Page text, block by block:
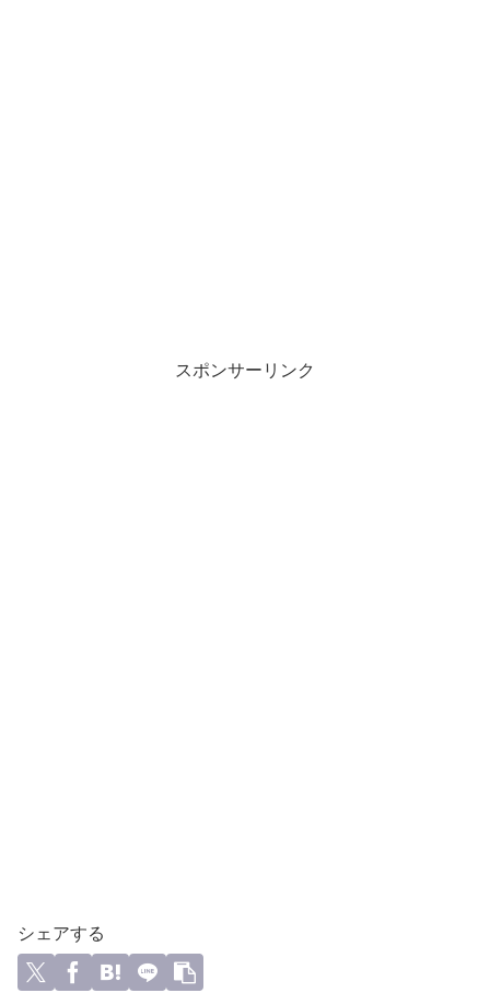
スポンサーリンク
シェアする